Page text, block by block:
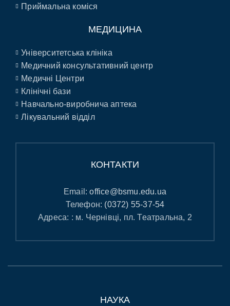
Приймальна коміся
МЕДИЦИНА
Університетська клініка
Медичний консультативний центр
Медичні Центри
Клінічні бази
Навчально-виробнича аптека
Лікувальний відділ
КОНТАКТИ
Email:office@bsmu.edu.ua
Телефон: (0372) 55-37-54
Адреса: : м. Чернівці, пл. Театральна, 2
НАУКА